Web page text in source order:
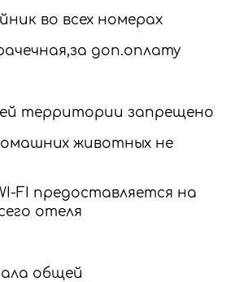
во всех номерах
доп.оплату
территории запрещено
животных не
FI предоставляется на
отеля
общей